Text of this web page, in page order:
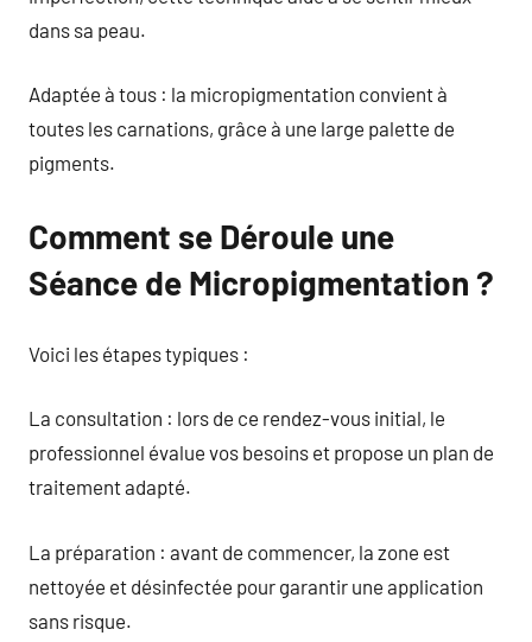
dans sa peau.
Adaptée à tous : la micropigmentation convient à
toutes les carnations, grâce à une large palette de
pigments.
Comment se Déroule une
Séance de Micropigmentation ?
Voici les étapes typiques :
La consultation : lors de ce rendez-vous initial, le
professionnel évalue vos besoins et propose un plan de
traitement adapté.
La préparation : avant de commencer, la zone est
nettoyée et désinfectée pour garantir une application
sans risque.